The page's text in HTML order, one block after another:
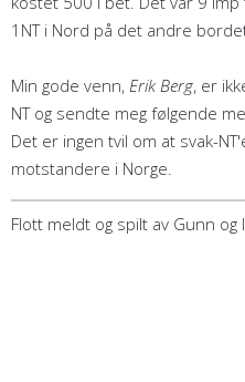
1NT i Nord på det andre
Min gode venn, Erik Berg, er
NT og sendte meg følgende
Det er ingen tvil om at svak-
motstandere i Norge.
Flott meldt og spilt av Gunn og